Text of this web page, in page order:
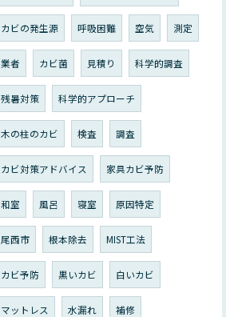
カビの発生源 呼吸困難 空気 測定
業者 カビ菌 見積り 科学的調査
残暑対策 科学的アプローチ
木の柱のカビ 検査 調査
カビ対策アドバイス 家具カビ予防
和室 風呂 寝室 原因特定
尾西市 根本除去 MIST工法
カビ予防 黒いカビ 白いカビ
マットレス 水漏れ 補修